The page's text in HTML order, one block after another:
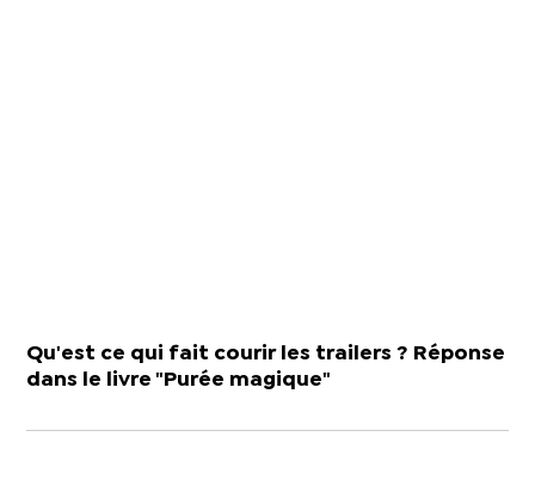
Qu'est ce qui fait courir les trailers ? Réponse
dans le livre "Purée magique"